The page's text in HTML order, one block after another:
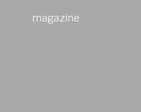
magazine